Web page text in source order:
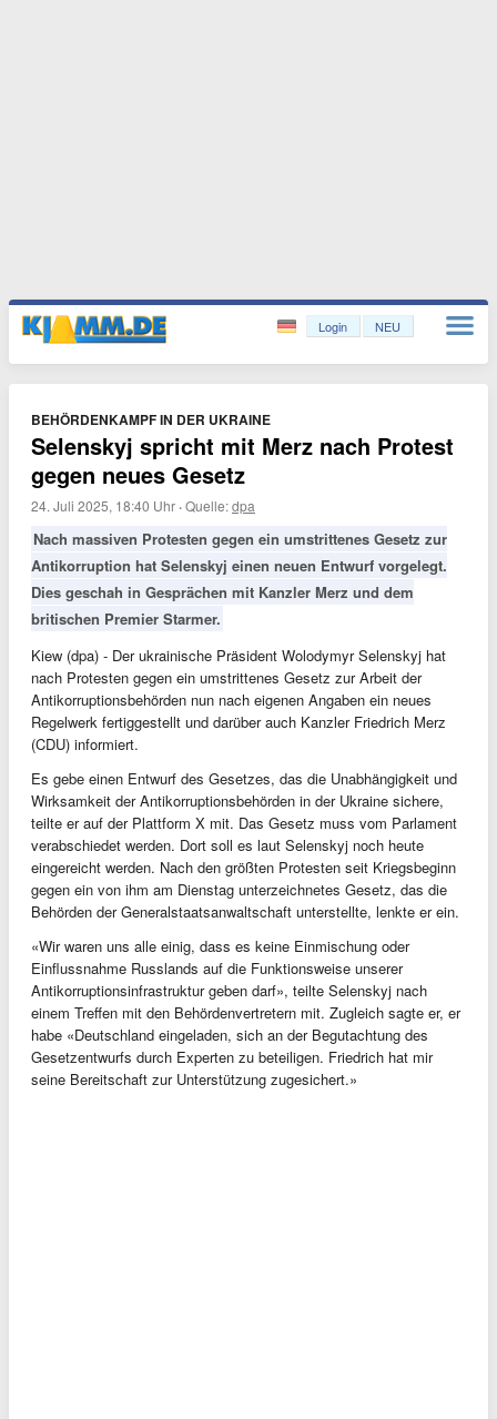
Login NEU
BEHÖRDENKAMPF IN DER UKRAINE
Selenskyj spricht mit Merz nach Protest
gegen neues Gesetz
24. Juli 2025, 18:40 Uhr ·Quelle:dpa
Nach massiven Protesten gegen ein umstrittenes Gesetz zur
Antikorruption hat Selenskyj einen neuen Entwurf vorgelegt.
Dies geschah in Gesprächen mit Kanzler Merz und dem
britischen Premier Starmer.
Kiew (dpa) - Der ukrainische Präsident Wolodymyr Selenskyj hat
nach Protesten gegen ein umstrittenes Gesetz zur Arbeit der
Antikorruptionsbehörden nun nach eigenen Angaben ein neues
Regelwerk fertiggestellt und darüber auch Kanzler Friedrich Merz
(CDU) informiert.
Es gebe einen Entwurf des Gesetzes, das die Unabhängigkeit und
Wirksamkeit der Antikorruptionsbehörden in der Ukraine sichere,
teilte er auf der Plattform X mit. Das Gesetz muss vom Parlament
verabschiedet werden. Dort soll es laut Selenskyj noch heute
eingereicht werden. Nach den größten Protesten seit Kriegsbeginn
gegen ein von ihm am Dienstag unterzeichnetes Gesetz, das die
Behörden der Generalstaatsanwaltschaft unterstellte, lenkte er ein.
«Wir waren uns alle einig, dass es keine Einmischung oder
Einflussnahme Russlands auf die Funktionsweise unserer
Antikorruptionsinfrastruktur geben darf», teilte Selenskyj nach
einem Treffen mit den Behördenvertretern mit. Zugleich sagte er, er
habe «Deutschland eingeladen, sich an der Begutachtung des
Gesetzentwurfs durch Experten zu beteiligen. Friedrich hat mir
seine Bereitschaft zur Unterstützung zugesichert.»